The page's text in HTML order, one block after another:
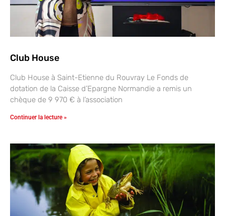
Club House
Club House à Saint-Etienne du Rouvray Le Fonds de
dotation de la Caisse d’Epargne Normandie a remis un
chèque de 9 970 € à l’association
Continuer la lecture »